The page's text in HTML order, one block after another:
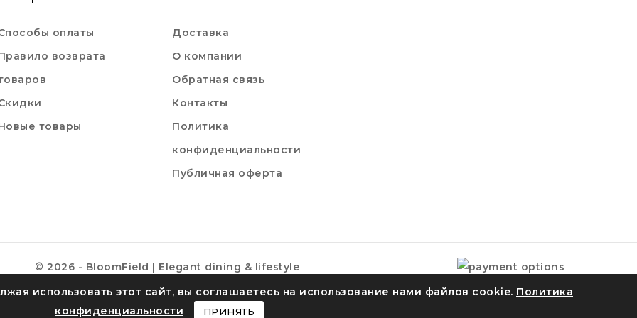
оплаты
возврата
товары
Доставка
О компании
Обратная связь
Контакты
Политика
конфиденциальности
Публичная оферта
использовать этот сайт, вы соглашаетесь на использование нами файлов cookie. Политика
конфиденциальности
ПРИНЯТЬ
© 2026 - BloomField | Elegant dining & lifestyle